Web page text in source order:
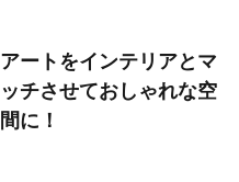
アートをインテリアとマ
ッチさせておしゃれな空
間に！